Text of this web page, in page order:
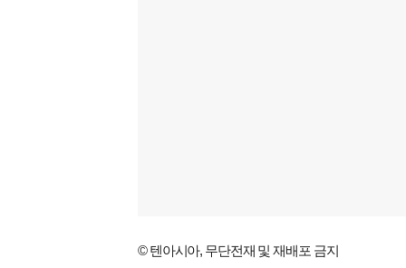
© 텐아시아, 무단전재 및 재배포 금지